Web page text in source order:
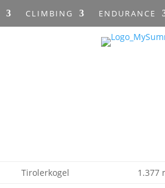
CLIMBING ENDURANCE
Tirolerkogel
1.377